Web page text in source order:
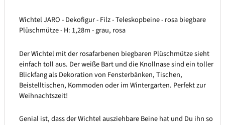
Wichtel JARO - Dekofigur - Filz - Teleskopbeine - rosa biegbare
Plüschmütze - H: 1,28m - grau, rosa
Der Wichtel mit der rosafarbenen biegbaren Plüschmütze sieht
einfach toll aus. Der weiße Bart und die Knollnase sind ein toller
Blickfang als Dekoration von Fensterbänken, Tischen,
Beistelltischen, Kommoden oder im Wintergarten. Perfekt zur
Weihnachtszeit!
Genial ist, dass der Wichtel ausziehbare Beine hat und Du ihn so